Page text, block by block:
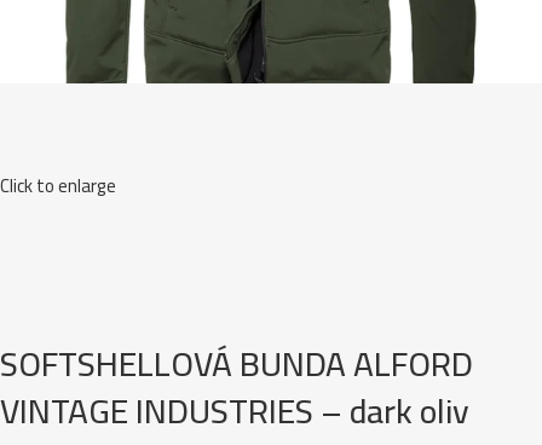
Click to enlarge
SOFTSHELLOVÁ BUNDA ALFORD
VINTAGE INDUSTRIES – dark oliv